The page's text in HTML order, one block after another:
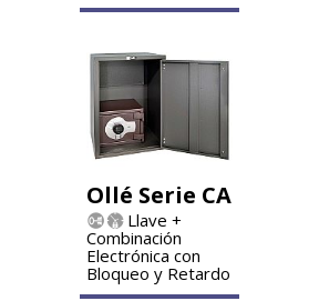
Ollé Serie CA
Llave +
Combinación
Electrónica con
Bloqueo y Retardo